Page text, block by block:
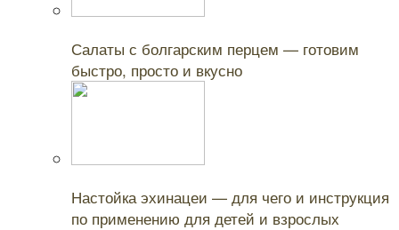
Салаты с болгарским перцем — готовим
быстро, просто и вкусно
Настойка эхинацеи — для чего и инструкция
по применению для детей и взрослых